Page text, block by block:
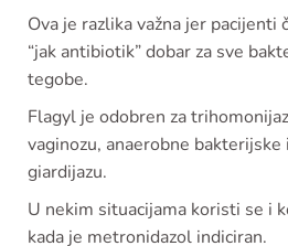
Ova je razlika važna jer pacijenti
“jak antibiotik” dobar za sve
tegobe.
Flagyl je odobren za
vaginozu, anaerobne
giardijazu.
U nekim situacijama koristi se i
kada je metronidazol indiciran.